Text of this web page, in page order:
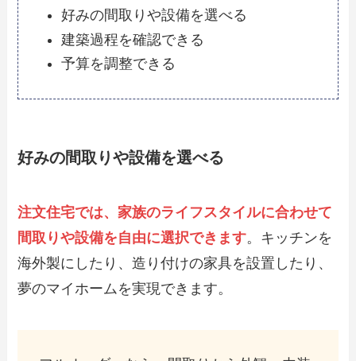
好みの間取りや設備を選べる
建築過程を確認できる
予算を調整できる
好みの間取りや設備を選べる
注文住宅では、家族のライフスタイルに合わせて
間取りや設備を自由に選択できます。キッチンを
海外製にしたり、造り付けの家具を設置したり、
夢のマイホームを実現できます。